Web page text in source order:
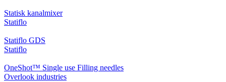
Statisk kanalmixer
Statiflo
Statiflo GDS
Statiflo
OneShot™ Single use Filling needles
Overlook industries